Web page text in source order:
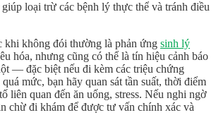
loại trừ các bệnh lý thực thể và tránh điều
khi không đói thường là phản ứng sinh lý
hóa, nhưng cũng có thể là tín hiệu cảnh báo
— đặc biệt nếu đi kèm các triệu chứng
mức, bạn hãy quan sát tần suất, thời điểm
liên quan đến ăn uống, stress. Nếu nghi ngờ
chừ đi khám để được tư vấn chính xác và